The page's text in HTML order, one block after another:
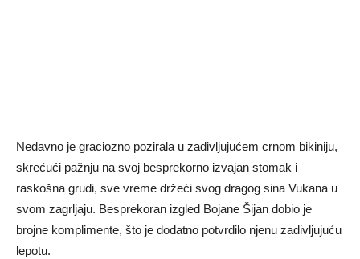
Nedavno je graciozno pozirala u zadivljujućem crnom bikiniju,
skrećući pažnju na svoj besprekorno izvajan stomak i
raskošna grudi, sve vreme držeći svog dragog sina Vukana u
svom zagrljaju. Besprekoran izgled Bojane Šijan dobio je
brojne komplimente, što je dodatno potvrdilo njenu zadivljujuću
lepotu.